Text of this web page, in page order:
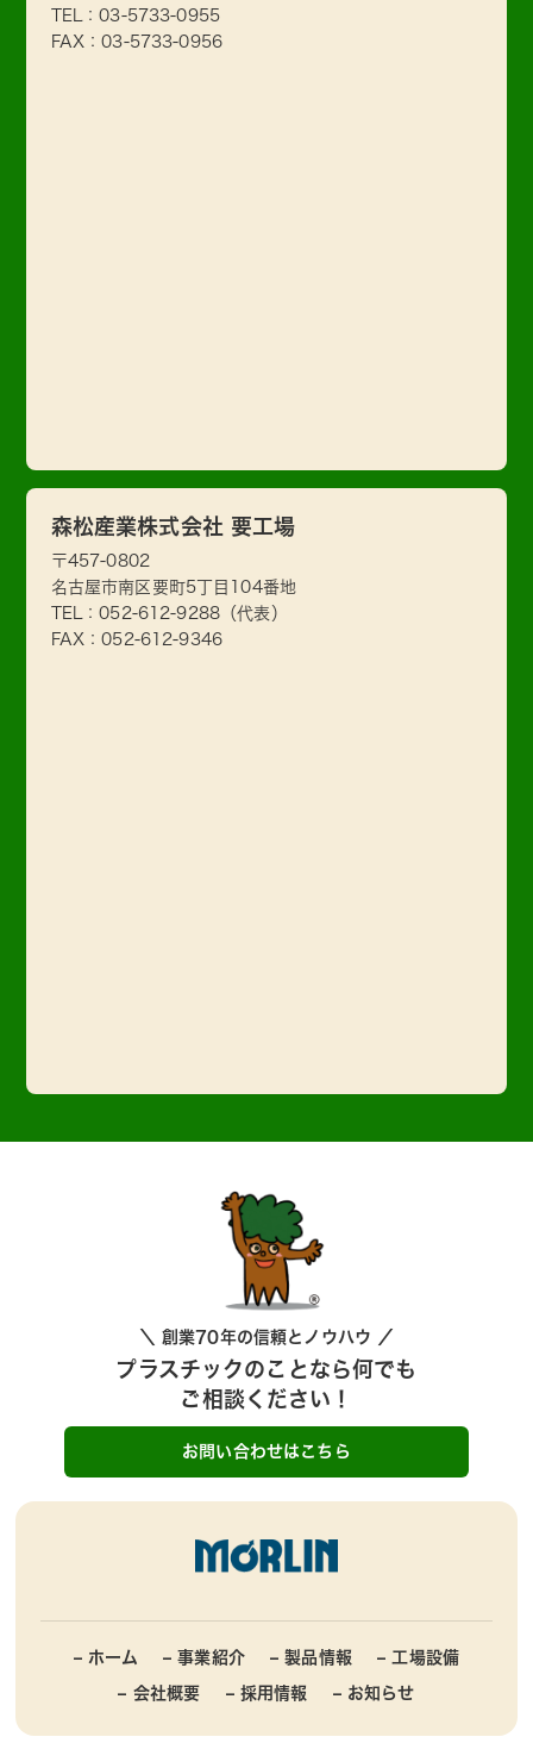
TEL：03-5733-0955
FAX：03-5733-0956
森松産業株式会社 要工場
〒457-0802
名古屋市南区要町5丁目104番地
TEL：052-612-9288 （代表）
FAX：052-612-9346
＼ 創業70年の信頼とノウハウ ／
プラスチックのことなら何でも
ご相談ください！
お問い合わせはこちら
– ホーム – 事業紹介 – 製品情報 – 工場設備
– 会社概要 – 採用情報 – お知らせ